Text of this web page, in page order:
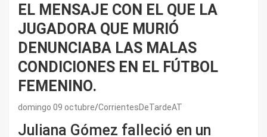
EL MENSAJE CON EL QUE LA
JUGADORA QUE MURIÓ
DENUNCIABA LAS MALAS
CONDICIONES EN EL FÚTBOL
FEMENINO.
domingo 09 octubre CorrientesDeTardeAT
Juliana Gómez falleció en un